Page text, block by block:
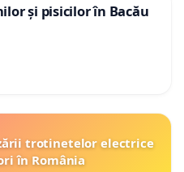
și pisicilor în Bacău
trotinetelor electrice
în România